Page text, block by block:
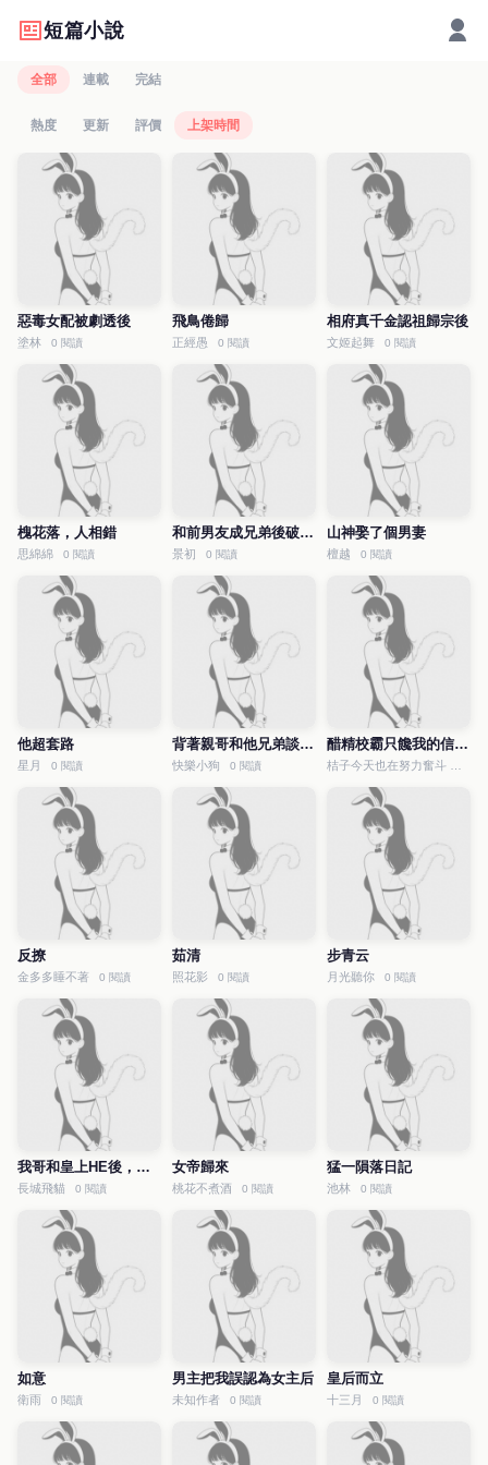
短篇小說
全部 連載 完結
熱度 更新 評價 上架時間
惡毒女配被劇透後
塗林 0 閱讀
飛鳥倦歸
正經愚 0 閱讀
相府真千金認祖歸宗後
文姬起舞 0 閱讀
槐花落，人相錯
思綿綿 0 閱讀
和前男友成兄弟後破鏡重圓了
景初 0 閱讀
山神娶了個男妻
檀越 0 閱讀
他超套路
星月 0 閱讀
背著親哥和他兄弟談戀愛了
快樂小狗 0 閱讀
醋精校霸只饞我的信息素
反撩
金多多睡不著 0 閱讀
茹清
照花影 0 閱讀
步青云
月光聽你 0 閱讀
我哥和皇上HE後，公主對我表白
長城飛貓 0 閱讀
女帝歸來
桃花不煮酒 0 閱讀
猛一隕落日記
池林 0 閱讀
如意
衛雨 0 閱讀
男主把我誤認為女主后
未知作者 0 閱讀
皇后而立
十三月 0 閱讀